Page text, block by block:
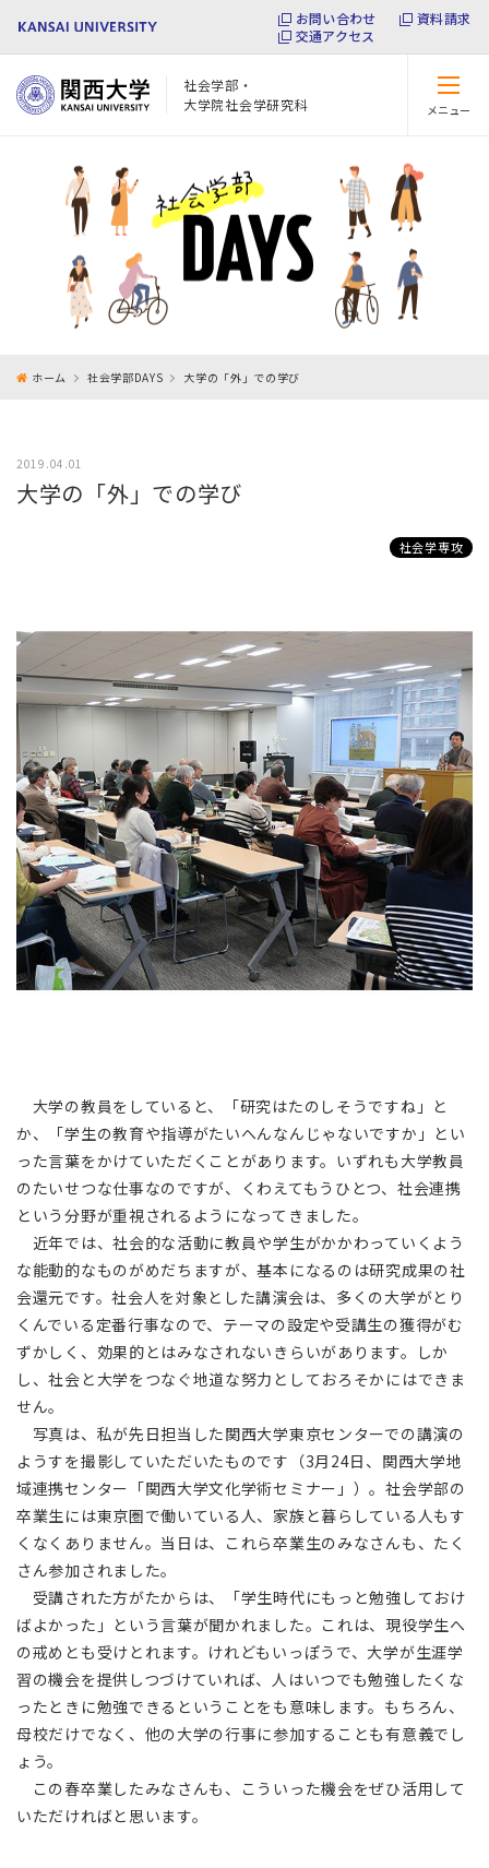
お問い合わせ
資料請求
交通アクセス
社会学部・
大学院社会学研究科
メニュー
ホーム 社会学部DAYS 大学の「外」での学び
2019.04.01
大学の「外」での学び
社会学専攻
大学の教員をしていると、「研究はたのしそうですね」と
か、「学生の教育や指導がたいへんなんじゃないですか」とい
った言葉をかけていただくことがあります。いずれも大学教員
のたいせつな仕事なのですが、くわえてもうひとつ、社会連携
という分野が重視されるようになってきました。
近年では、社会的な活動に教員や学生がかかわっていくよう
な能動的なものがめだちますが、基本になるのは研究成果の社
会還元です。社会人を対象とした講演会は、多くの大学がとり
くんでいる定番行事なので、テーマの設定や受講生の獲得がむ
ずかしく、効果的とはみなされないきらいがあります。しか
し、社会と大学をつなぐ地道な努力としておろそかにはできま
せん。
写真は、私が先日担当した関西大学東京センターでの講演の
ようすを撮影していただいたものです（3月24日、関西大学地
域連携センター「関西大学文化学術セミナー」）。社会学部の
卒業生には東京圏で働いている人、家族と暮らしている人もす
くなくありません。当日は、これら卒業生のみなさんも、たく
さん参加されました。
受講された方がたからは、「学生時代にもっと勉強しておけ
ばよかった」という言葉が聞かれました。これは、現役学生へ
の戒めとも受けとれます。けれどもいっぽうで、大学が生涯学
習の機会を提供しつづけていれば、人はいつでも勉強したくな
ったときに勉強できるということをも意味します。もちろん、
母校だけでなく、他の大学の行事に参加することも有意義でし
ょう。
この春卒業したみなさんも、こういった機会をぜひ活用して
いただければと思います。